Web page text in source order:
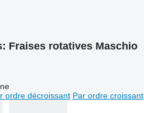
Fraises rotatives Maschio
ordre décroissant Par ordre croissant